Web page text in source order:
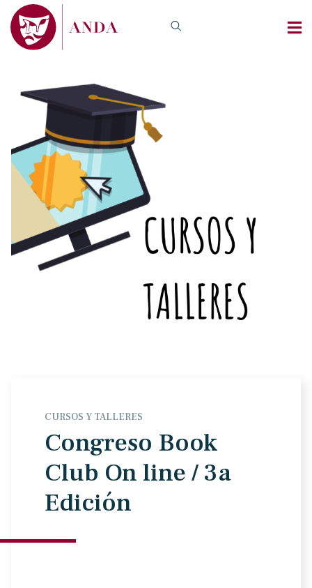
CURSOS Y TALLERES
Congreso Book
Club On line / 3a
Edición